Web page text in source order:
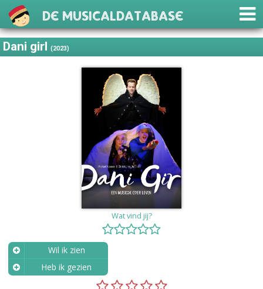
De Musicaldatabase
Dani girl(2023)
Wat vind jij?
Wil ik zien
Heb ik gezien